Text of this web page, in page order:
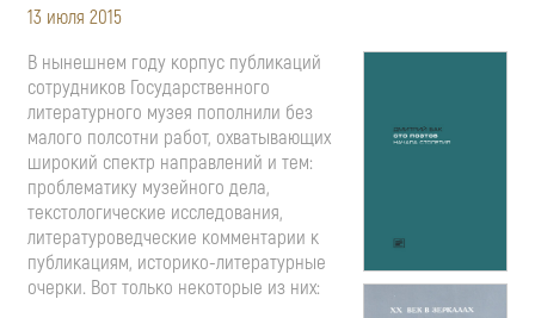
13 июля 2015
В нынешнем году корпус публикаций
сотрудников Государственного
литературного музея пополнили без
малого полсотни работ, охватывающих
широкий спектр направлений и тем:
проблематику музейного дела,
текстологические исследования,
литературоведческие комментарии к
публикациям, историко-литературные
очерки. Вот только некоторые из них: